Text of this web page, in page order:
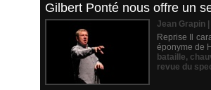
Gilbert Ponté nous offre un
Jean Grapin
Reprise Il
éponyme de
bataille,
revue du